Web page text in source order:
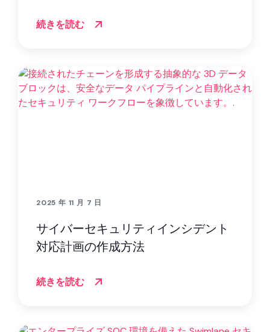
続きを読む
2025 年 11 月 7 日
サイバーセキュリティインシデント
対応計画の作成方法
続きを読む